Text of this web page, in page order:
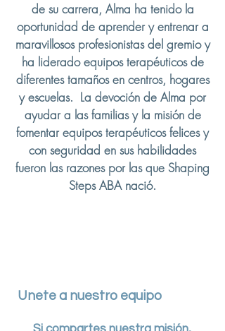
de su carrera, Alma ha tenido la
oportunidad de aprender y entrenar a
maravillosos profesionistas del gremio y
ha liderado equipos terapéuticos de
diferentes tamaños en centros, hogares
y escuelas. La devoción de Alma por
ayudar a las familias y la misión de
fomentar equipos terapéuticos felices y
con seguridad en sus habilidades
fueron las razones por las que Shaping
Steps ABA nació.
Unete a nuestro equipo